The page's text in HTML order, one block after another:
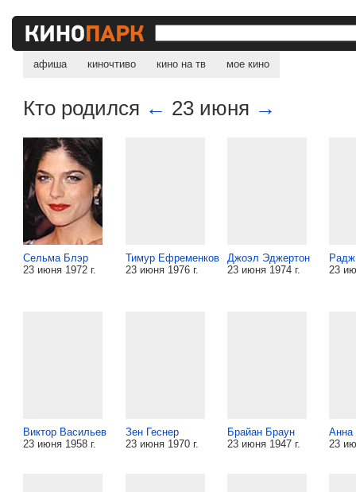
афиша киночтиво кино на тв мое кино
Кто родился ← 23 июня →
Сельма Блэр
23 июня 1972 г.
Тимур Ефременков
23 июня 1976 г.
Джоэл Эджертон
23 июня 1974 г.
23
Виктор Васильев
23 июня 1958 г.
Зен Геснер
23 июня 1970 г.
Брайан Браун
23 июня 1947 г.
23